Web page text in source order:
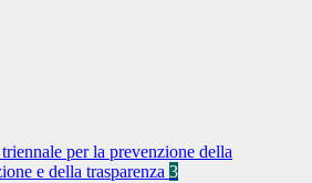
per la prevenzione della
e della trasparenza 3